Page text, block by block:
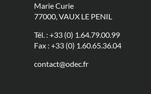
Marie Curie
77000, VAUX LE PENIL
Tél. : +33 (0) 1.64.79.00.99
Fax : +33 (0) 1.60.65.36.04
contact@odec.fr